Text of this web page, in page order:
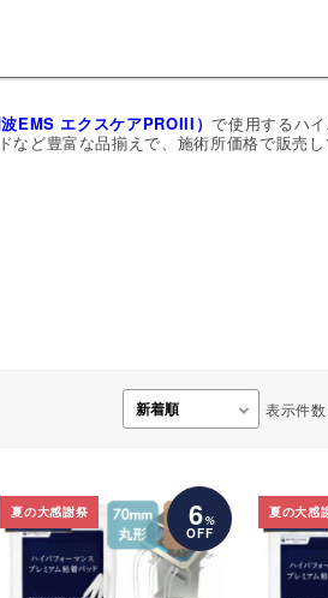
健康器具・販売商品
EMS エクスケアPROIII）で使用するハ
ど豊富な品揃えで、施術所価格で販売し
表示件数
夏の大感謝祭 6%
OFF
夏の大感
【楽トレ】機器付属品